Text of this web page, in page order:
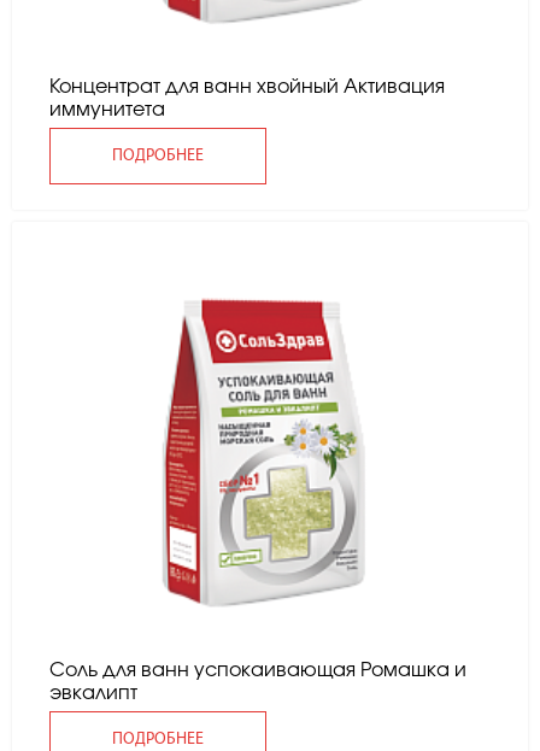
Концентрат для ванн хвойный Активация
иммунитета
ПОДРОБНЕЕ
Соль для ванн успокаивающая Ромашка и
эвкалипт
ПОДРОБНЕЕ